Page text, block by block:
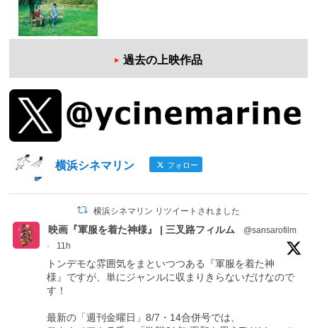
過去の上映作品
横浜シネマリン フォロー
横浜シネマリン リツイートされました
映画『軍服を着た神様』 | 三叉路フィルム
@sansarofilm
·
11h
トンデモな雰囲気をまといつつある『軍服を着た神
様』ですが、単にジャンルに収まりきらないだけなので
す！
最新の「週刊金曜日」8/7・14合併号では、